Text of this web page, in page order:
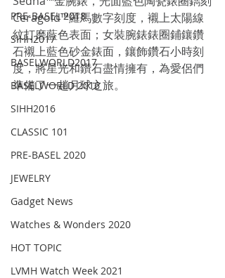
PRE-BASEL 2018
SIHH2017
BASELWORLD2017
BASELWORLD 2016
SIHH2016
CLASSIC 101
PRE-BASEL 2020
JEWELRY
Gadget News
Watches & Wonders 2020
HOT TOPIC
LVMH Watch Week 2021
Ceragold™羅馬數字刻度，襯上太陽線
紋打磨藍色表面；女裝腕錶錶圈鋪鑲鑽
石襯上藍色砂金錶面，鑲飾鑽石小時刻
度，將星光和鑽石盡情擁有，為愛侶們
準備了一趟月球之旅。